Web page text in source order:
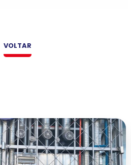
VOLTAR